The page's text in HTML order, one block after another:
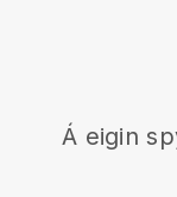
Á eigin